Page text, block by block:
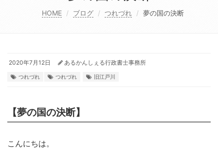
HOME ブログ つれづれ 夢の国の決断
2020年7月12日 あるかんしぇる行政書士事務所
つれづれ つれづれ 旧江戸川
【夢の国の決断】
こんにちは。